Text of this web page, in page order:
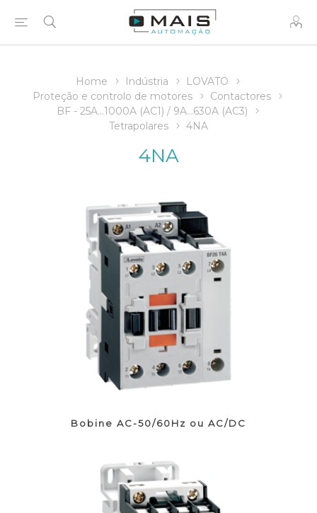
Home Indústria
LOVATO
Proteção e controlo de motores
Contactores
BF - 25A...1000A (AC1) / 9A…630A (AC3)
Tetrapolares
4NA
4NA
Bobine AC-50/60Hz ou AC/DC